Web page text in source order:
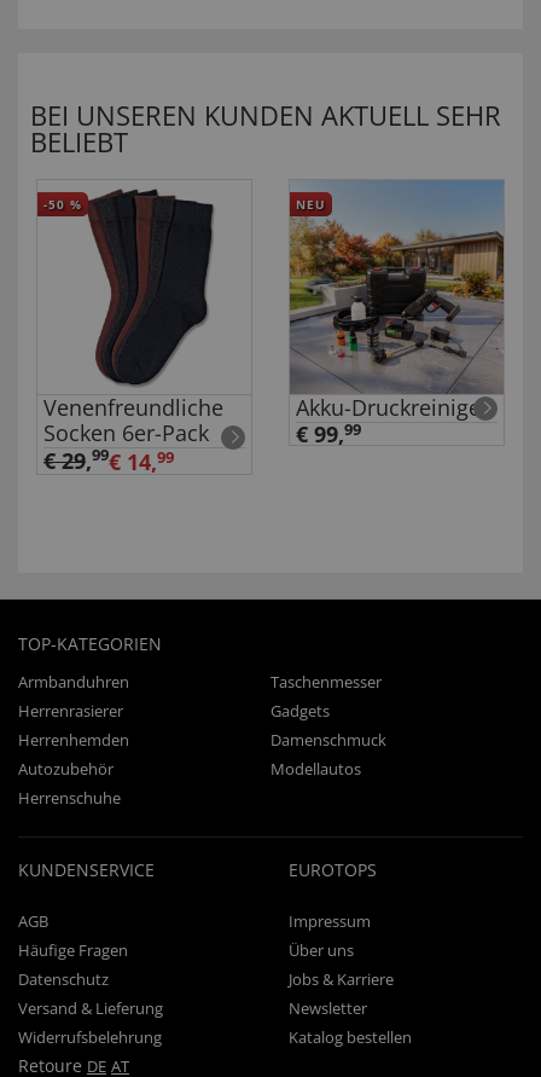
BEI UNSEREN KUNDEN AKTUELL SEHR
BELIEBT
-50 %
Venenfreundliche
Socken 6er-Pack
€ 29,99€ 14,99
NEU
Akku-Druckreiniger
€ 99,99
TOP-KATEGORIEN
Armbanduhren
Taschenmesser
Herrenrasierer
Gadgets
Herrenhemden
Damenschmuck
Autozubehör
Modellautos
Herrenschuhe
KUNDENSERVICE
AGB
Häufige Fragen
Datenschutz
Versand & Lieferung
Widerrufsbelehrung
Retoure DE AT
EUROTOPS
Impressum
Über uns
Jobs & Karriere
Newsletter
Katalog bestellen